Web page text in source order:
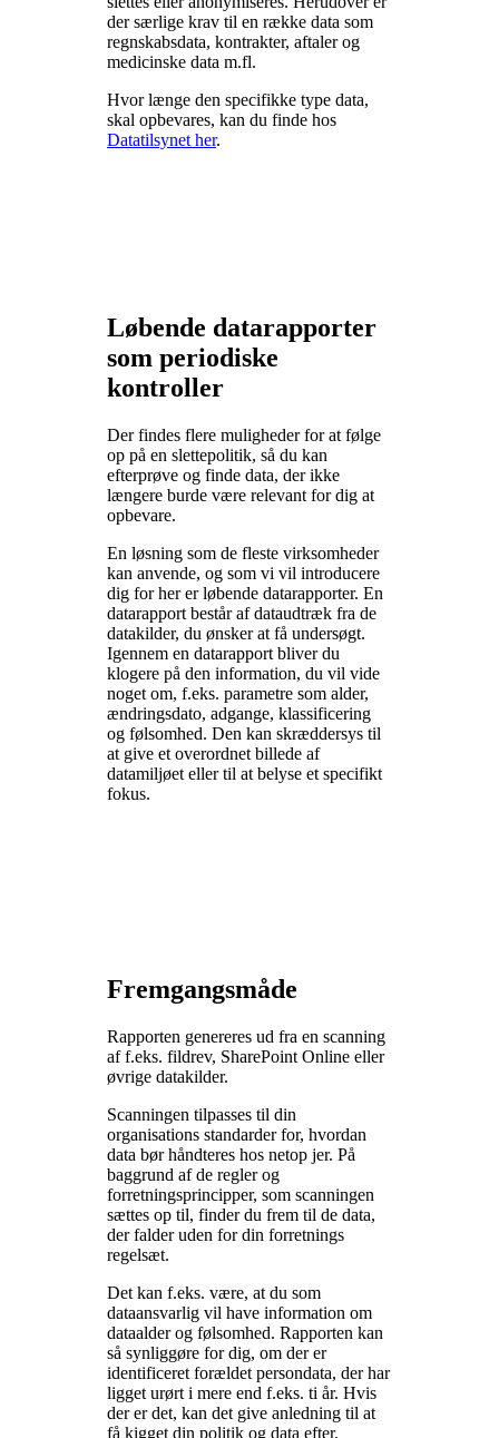
der særlige krav til en række data som
regnskabsdata, kontrakter, aftaler og
medicinske data m.fl.
Hvor længe den specifikke type data,
skal opbevares, kan du finde hos
Datatilsynet her.
Løbende datarapporter
som periodiske
kontroller
Der findes flere muligheder for at følge
op på en slettepolitik, så du kan
efterprøve og finde data, der ikke
længere burde være relevant for dig at
opbevare.
En løsning som de fleste virksomheder
kan anvende, og som vi vil introducere
dig for her er løbende datarapporter. En
datarapport består af dataudtræk fra de
datakilder, du ønsker at få undersøgt.
Igennem en datarapport bliver du
klogere på den information, du vil vide
noget om, f.eks. parametre som alder,
ændringsdato, adgange, klassificering
og følsomhed. Den kan skræddersys til
at give et overordnet billede af
datamiljøet eller til at belyse et specifikt
fokus.
Fremgangsmåde
Rapporten genereres ud fra en scanning
af f.eks. fildrev, SharePoint Online eller
øvrige datakilder.
Scanningen tilpasses til din
organisations standarder for, hvordan
data bør håndteres hos netop jer. På
baggrund af de regler og
forretningsprincipper, som scanningen
sættes op til, finder du frem til de data,
der falder uden for din forretnings
regelsæt.
Det kan f.eks. være, at du som
dataansvarlig vil have information om
dataalder og følsomhed. Rapporten kan
så synliggøre for dig, om der er
identificeret forældet persondata, der har
ligget urørt i mere end f.eks. ti år. Hvis
der er det, kan det give anledning til at
få kigget din politik og data efter.